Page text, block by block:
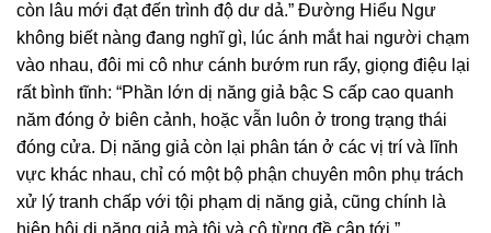
còn lâu mới đạt đến trình độ dư dả.” Đường Hiểu Ngư
không biết nàng đang nghĩ gì, lúc ánh mắt hai người chạm
vào nhau, đôi mi cô như cánh bướm run rẩy, giọng điệu lại
rất bình tĩnh: “Phần lớn dị năng giả bậc S cấp cao quanh
năm đóng ở biên cảnh, hoặc vẫn luôn ở trong trạng thái
đóng cửa. Dị năng giả còn lại phân tán ở các vị trí và lĩnh
vực khác nhau, chỉ có một bộ phận chuyên môn phụ trách
xử lý tranh chấp với tội phạm dị năng giả, cũng chính là